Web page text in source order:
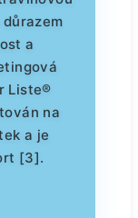
a
Liste®
na
a je
[3].